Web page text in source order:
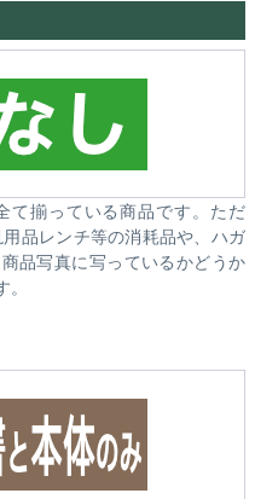
て揃っている商品です。ただ
品レンチ等の消耗品や、ハガ
品写真に写っているかどうか